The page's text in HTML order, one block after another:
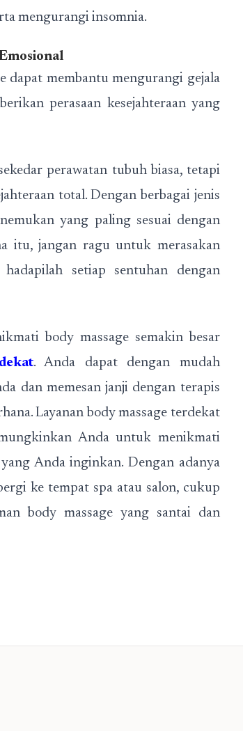
mengurangi insomnia.
dapat membantu mengurangi gejala
perasaan kesejahteraan yang
perawatan tubuh biasa, tetapi
total. Dengan berbagai jenis
yang paling sesuai dengan
itu, jangan ragu untuk merasakan
setiap sentuhan dengan
body massage semakin besar
. Anda dapat dengan mudah
dan memesan janji dengan terapis
Layanan body massage terdekat
Anda untuk menikmati
Anda inginkan. Dengan adanya
ke tempat spa atau salon, cukup
body massage yang santai dan